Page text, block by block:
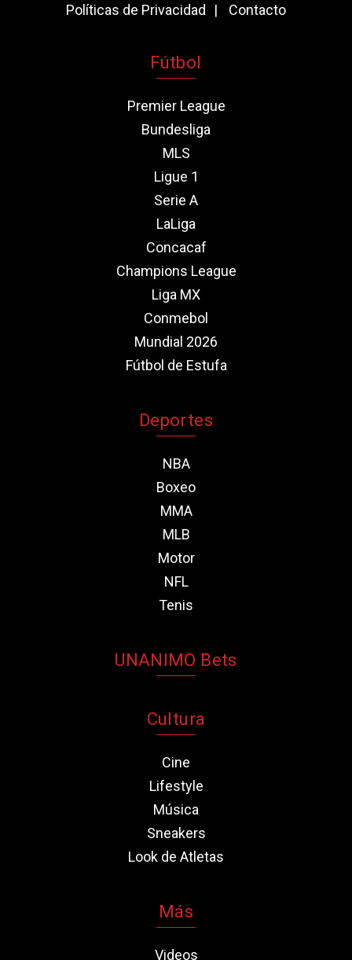
Políticas de Privacidad
Contacto
Fútbol
Premier League
Bundesliga
MLS
Ligue 1
Serie A
LaLiga
Concacaf
Champions League
Liga MX
Conmebol
Mundial 2026
Fútbol de Estufa
Deportes
NBA
Boxeo
MMA
MLB
Motor
NFL
Tenis
UNANIMO Bets
Cultura
Cine
Lifestyle
Música
Sneakers
Look de Atletas
Más
Videos